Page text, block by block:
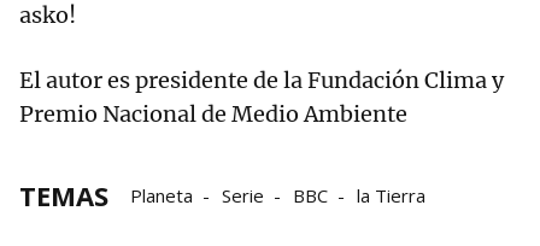
asko!
El autor es presidente de la Fundación Clima y
Premio Nacional de Medio Ambiente
TEMAS Planeta Serie BBC la Tierra